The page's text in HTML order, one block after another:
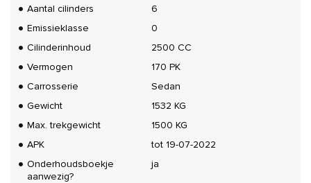
Aantal cilinders
6
Emissieklasse
0
Cilinderinhoud
2500 CC
Vermogen
170 PK
Carrosserie
Sedan
Gewicht
1532 KG
Max. trekgewicht
1500 KG
APK
tot 19-07-2022
Onderhoudsboekje
aanwezig?
ja